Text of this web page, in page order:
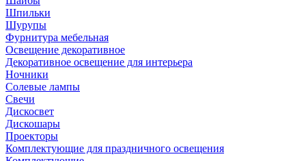
Шпильки
Шурупы
Фурнитура мебельная
Освещение декоративное
Декоративное освещение для интерьера
Ночники
Солевые лампы
Свечи
Дискосвет
Дискошары
Проекторы
Комплектующие для праздничного освещения